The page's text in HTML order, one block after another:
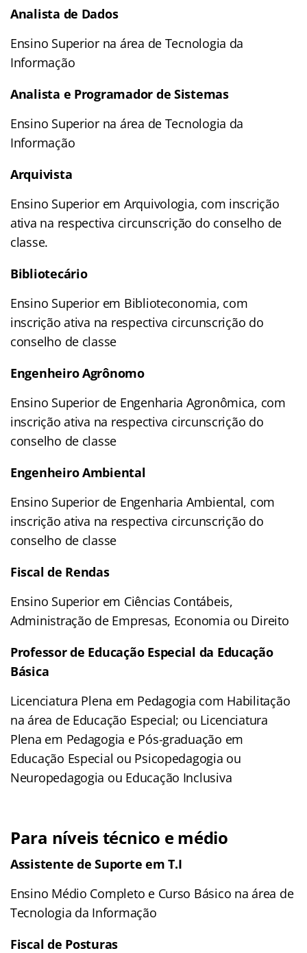
Analista de Dados
Ensino Superior na área de Tecnologia da
Informação
Analista e Programador de Sistemas
Ensino Superior na área de Tecnologia da
Informação
Arquivista
Ensino Superior em Arquivologia, com inscrição
ativa na respectiva circunscrição do conselho de
classe.
Bibliotecário
Ensino Superior em Biblioteconomia, com
inscrição ativa na respectiva circunscrição do
conselho de classe
Engenheiro Agrônomo
Ensino Superior de Engenharia Agronômica, com
inscrição ativa na respectiva circunscrição do
conselho de classe
Engenheiro Ambiental
Ensino Superior de Engenharia Ambiental, com
inscrição ativa na respectiva circunscrição do
conselho de classe
Fiscal de Rendas
Ensino Superior em Ciências Contábeis,
Administração de Empresas, Economia ou Direito
Professor de Educação Especial da Educação
Básica
Licenciatura Plena em Pedagogia com Habilitação
na área de Educação Especial; ou Licenciatura
Plena em Pedagogia e Pós-graduação em
Educação Especial ou Psicopedagogia ou
Neuropedagogia ou Educação Inclusiva
Para níveis técnico e médio
Assistente de Suporte em T.I
Ensino Médio Completo e Curso Básico na área de
Tecnologia da Informação
Fiscal de Posturas